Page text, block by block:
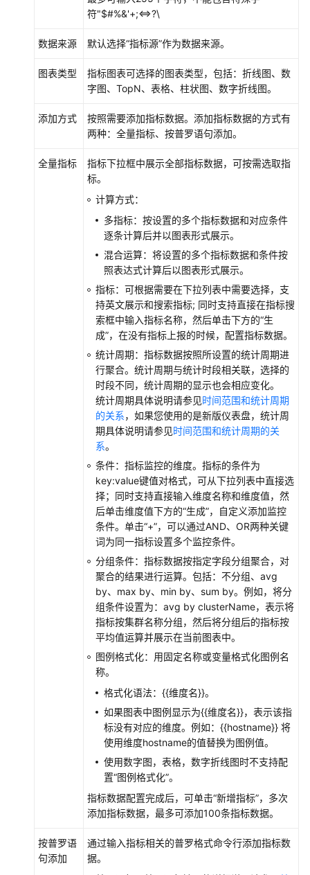
API
参
（吉
区
指
南
符"$#%&'+;<=>?\
数据来源 默认选择“指标源”作为数据来源。
图表类型
指标图表可选择的图表类型，包括：折线图、数
字图、TopN、表格、柱状图、数字折线图。
添加方式
按照需要添加指标数据。添加指标数据的方式有
两种：全量指标、按普罗语句添加。
全量指标
指标下拉框中展示全部指标数据，可按需选取指
标。
计算方式：
多指标：按设置的多个指标数据和对应条件
逐条计算后并以图表形式展示。
混合运算：将设置的多个指标数据和条件按
照表达式计算后以图表形式展示。
指标：可根据需要在下拉列表中需要选择，支
持英文展示和搜索指标; 同时支持直接在指标搜
索框中输入指标名称，然后单击下方的“生
成”，在没有指标上报的时候，配置指标数据。
统计周期：指标数据按照所设置的统计周期进
行聚合。统计周期与统计时段相关联，选择的
时段不同，统计周期的显示也会相应变化。
统计周期具体说明请参见时间范围和统计周期
的关系，如果您使用的是新版仪表盘，统计周
期具体说明请参见时间范围和统计周期的关
系。
条件：指标监控的维度。指标的条件为
key:value键值对格式，可从下拉列表中直接选
择；同时支持直接输入维度名称和维度值，然
后单击维度值下方的“生成”，自定义添加监控
条件。单击“+”，可以通过AND、OR两种关键
词为同一指标设置多个监控条件。
分组条件：指标数据按指定字段分组聚合，对
聚合的结果进行运算。包括：不分组、avg
by、max by、min by、sum by。例如，将分
组条件设置为：avg by clusterName，表示将
指标按集群名称分组，然后将分组后的指标按
平均值运算并展示在当前图表中。
图例格式化：用固定名称或变量格式化图例名
称。
格式化语法：{{维度名}}。
如果图表中图例显示为{{维度名}}，表示该指
标没有对应的维度。例如：{{hostname}} 将
使用维度hostname的值替换为图例值。
使用数字图，表格，数字折线图时不支持配
置“图例格式化”。
指标数据配置完成后，可单击“新增指标”，多次
添加指标数据，最多可添加100条指标数据。
按普罗语
句添加
通过输入指标相关的普罗格式命令行添加指标数
据。